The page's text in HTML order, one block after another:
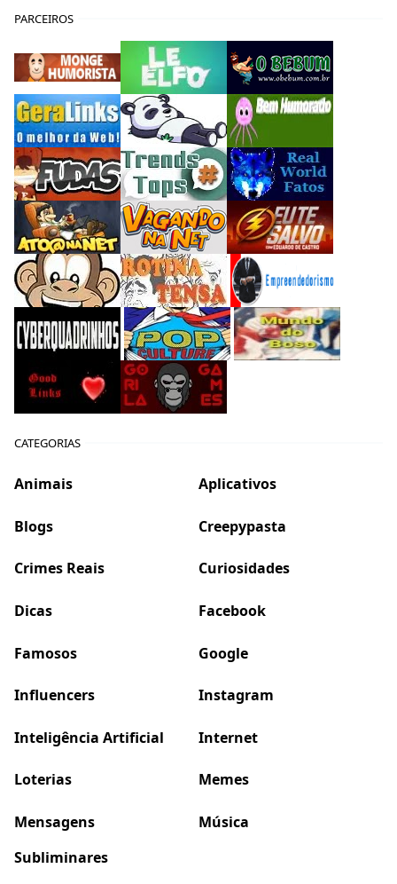
PARCEIROS
CATEGORIAS
Animais Aplicativos
Blogs Creepypasta
Crimes Reais Curiosidades
Dicas Facebook
Famosos Google
Influencers Instagram
Inteligência Artificial Internet
Loterias Memes
Mensagens
Subliminares
Música